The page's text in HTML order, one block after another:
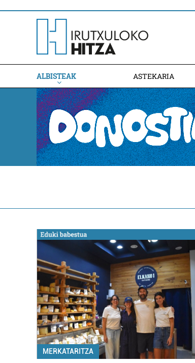
ALBISTEAK ASTEKARIA
MERKATARITZA